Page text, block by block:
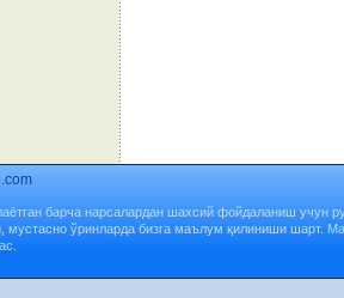
барча нарсалардан шахсий фойдаланиш учун
мустасно ўринларда бизга маълум қилиниши шарт.